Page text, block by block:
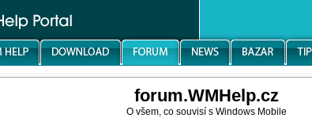
forum.WMHelp.cz
O všem, co souvisí s Windows Mobile